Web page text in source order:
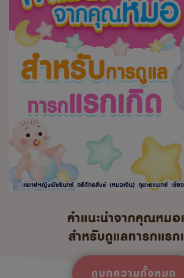
คำแนะนำจากคุณหมอ
สำหรับดูแลทารกแรก
ดูบทความทั้งหมด